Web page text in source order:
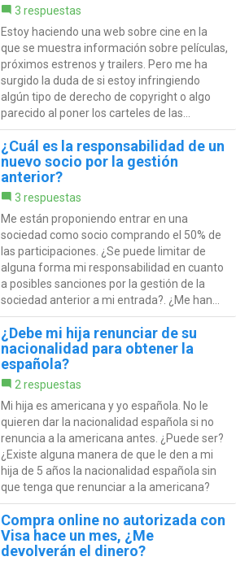
3 respuestas
Estoy haciendo una web sobre cine en la
que se muestra información sobre películas,
próximos estrenos y trailers. Pero me ha
surgido la duda de si estoy infringiendo
algún tipo de derecho de copyright o algo
parecido al poner los carteles de las...
¿Cuál es la responsabilidad de un
nuevo socio por la gestión
anterior?
3 respuestas
Me están proponiendo entrar en una
sociedad como socio comprando el 50% de
las participaciones. ¿Se puede limitar de
alguna forma mi responsabilidad en cuanto
a posibles sanciones por la gestión de la
sociedad anterior a mi entrada?. ¿Me han...
¿Debe mi hija renunciar de su
nacionalidad para obtener la
española?
2 respuestas
Mi hija es americana y yo española. No le
quieren dar la nacionalidad española si no
renuncia a la americana antes. ¿Puede ser?
¿Existe alguna manera de que le den a mi
hija de 5 años la nacionalidad española sin
que tenga que renunciar a la americana?
Compra online no autorizada con
Visa hace un mes, ¿Me
devolverán el dinero?